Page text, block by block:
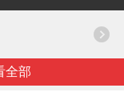
全部